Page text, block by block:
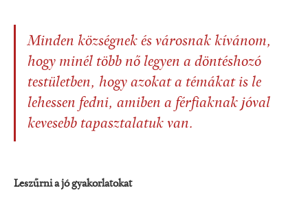
Minden községnek és városnak kívánom,
hogy minél több nő legyen a döntéshozó
testületben, hogy azokat a témákat is le
lehessen fedni, amiben a férfiaknak jóval
kevesebb tapasztalatuk van.
Leszűrni a jó gyakorlatokat